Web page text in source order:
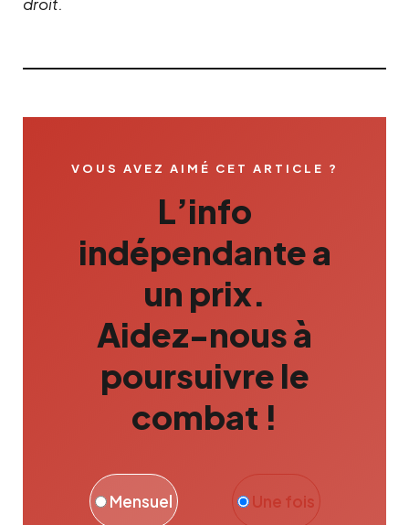
droit.
VOUS AVEZ AIMÉ CET ARTICLE ?
L’info
indépendante a
un prix.
Aidez-nous à
poursuivre le
combat !
Une fois
Mensuel